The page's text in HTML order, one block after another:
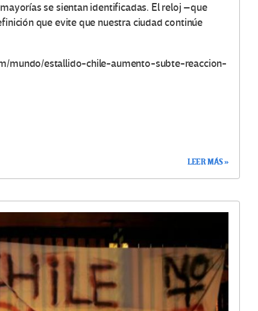
se sientan identificadas. El reloj –que
que evite que nuestra ciudad continúe
mundo/estallido-chile-aumento-subte-reaccion-
LEER MÁS »